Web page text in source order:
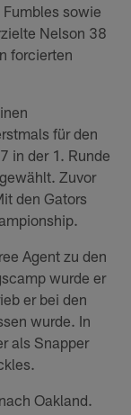
sowie
Nelson 38
forcierten
für den
in der 1. Runde
Zuvor
den Gators
Agent zu den
wurde er
er bei den
wurde. In
als Snapper
Oakland.